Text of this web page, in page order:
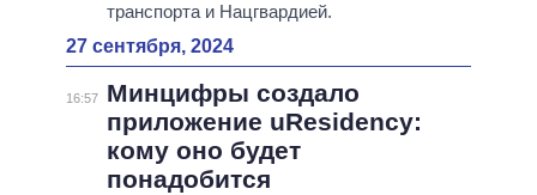
транспорта и Нацгвардией.
27 сентября, 2024
16:57
Минцифры создало
приложение uResidency:
кому оно будет
понадобится